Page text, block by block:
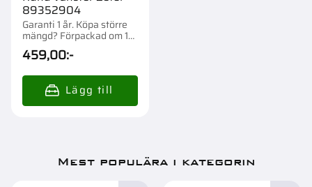
89352904
Garanti 1 år. Köpa större
mängd? Förpackad om 1
st.
459,00:-
Mest populära i kategorin